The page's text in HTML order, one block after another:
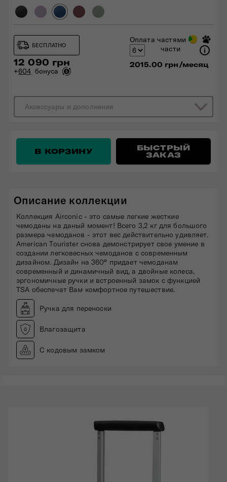
БЕСПЛАТНО
12 090 грн
+604 бонуса
Оплата частями
части
2015.00 грн/месяц
Аксессуары и дополнения
В КОРЗИНУ БЫСТРЫЙ
ЗАКАЗ
Описание коллекции
Коллекция Airconic - это самые легкие жесткие
чемоданы на даный момент! Всего 3,2 кг для большого
размера чемоданов - этот вес действительно удивляет.
American Tourister снова демонстрирует свое умение в
создании легковесных чемоданов с современным
дизайном. Дизайн на 360° придает чемоданам
современный и динамичный вид, а двойные колеса,
эргономичные ручки и встроенный замок с функцией
TSA обеспечат Вам комфортное путешествие.
Ручка для переноски
Влагозащита
С кодовым замком